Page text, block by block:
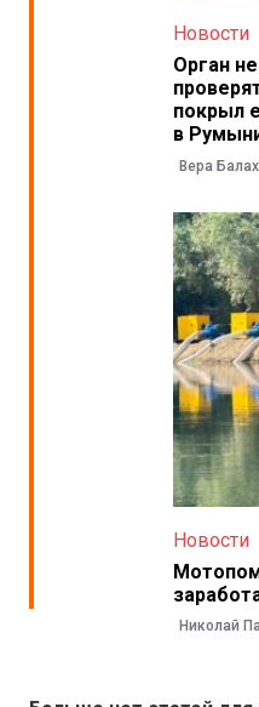
Новости
Орган
покрыл
в
Вера
Новости
Николай